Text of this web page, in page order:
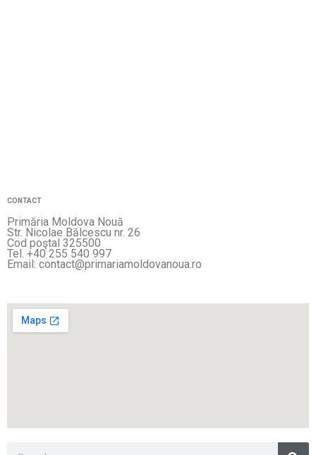
CONTACT
Primăria Moldova Nouă
Str. Nicolae Bălcescu nr. 26
Cod poştal 325500
Tel. +40 255 540 997
Email: contact@primariamoldovanoua.ro